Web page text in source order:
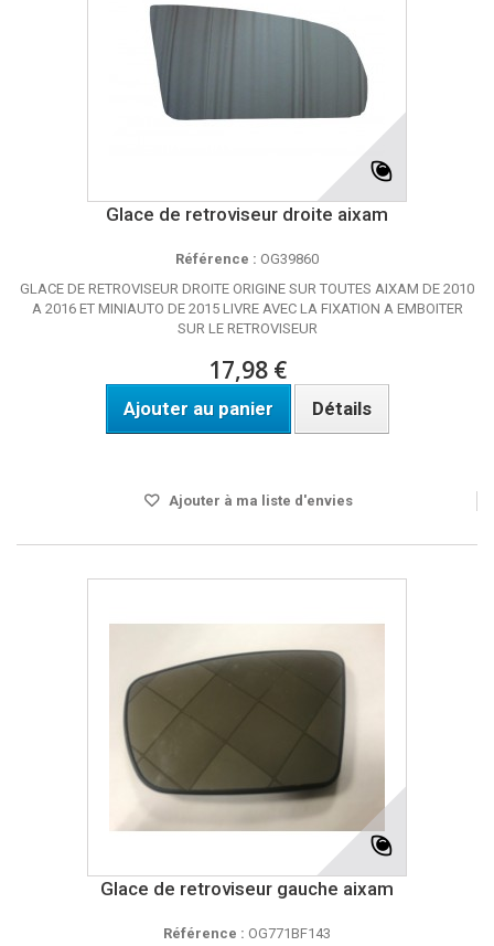
Glace de retroviseur droite aixam
Référence : OG39860
GLACE DE RETROVISEUR DROITE ORIGINE SUR TOUTES AIXAM DE 2010
A 2016 ET MINIAUTO DE 2015 LIVRE AVEC LA FIXATION A EMBOITER
SUR LE RETROVISEUR
17,98 €
Ajouter au panier Détails
Ajouter à ma liste d'envies
Glace de retroviseur gauche aixam
Référence : OG771BF143